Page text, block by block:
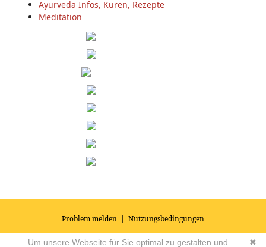
Ayurveda Infos, Kuren, Rezepte
Meditation
Problem melden | Nutzungsbedingungen
© 2026Impressum|Datenschutz|AGB's| Yoga Vidya Community -
✖
Um unsere Webseite für Sie optimal zu gestalten und